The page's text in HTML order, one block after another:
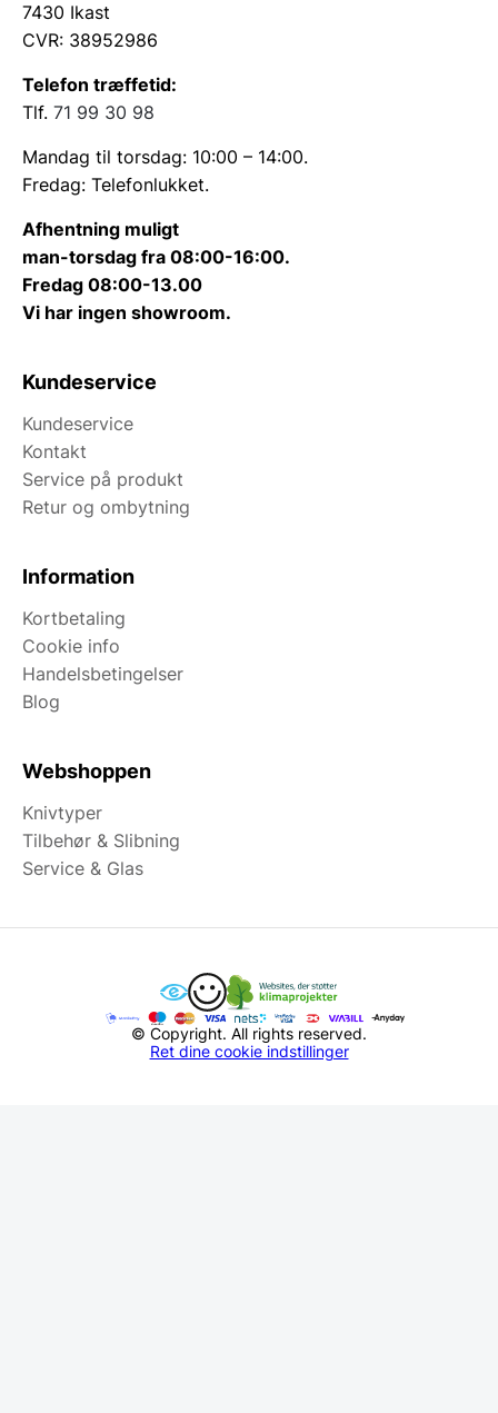
7430 Ikast
CVR: 38952986
Telefon træffetid:
Tlf. 71 99 30 98
Mandag til torsdag: 10:00 – 14:00.
Fredag: Telefonlukket.
Afhentning muligt
man-torsdag fra 08:00-16:00.
Fredag 08:00-13.00
Vi har ingen showroom.
Kundeservice
Kundeservice
Kontakt
Service på produkt
Retur og ombytning
Information
Kortbetaling
Cookie info
Handelsbetingelser
Blog
Webshoppen
Knivtyper
Tilbehør & Slibning
Service & Glas
© Copyright. All rights reserved.
Ret dine cookie indstillinger